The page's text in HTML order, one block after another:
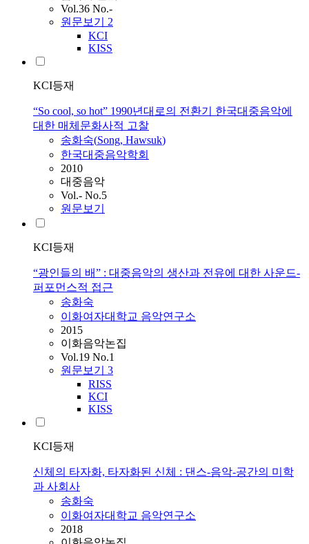
Vol.36 No.-
원문보기 2
KCI
KISS
KCI등재
“So cool, so hot” 1990년대로의 전환기 한국대중음악에
대한 매체문화사적 고찰
송화숙(Song, Hawsuk)
한국대중음악학회
2010
대중음악
Vol.- No.5
원문보기
KCI등재
“광인들의 배” : 대중음악의 생산과 전유에 대한 사운드-
퍼포먼스적 접근
송화숙
이화여자대학교 음악연구소
2015
이화음악논집
Vol.19 No.1
원문보기 3
RISS
KCI
KISS
KCI등재
신체의 타자화, 타자화된 신체 : 댄스-음악-공간의 미학
과 사회사
송화숙
이화여자대학교 음악연구소
2018